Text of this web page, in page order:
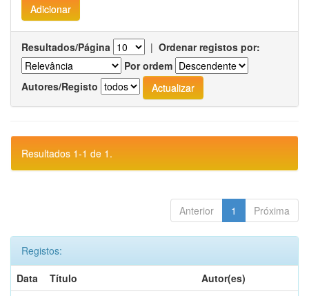
Resultados/Página | Ordenar registos por:
Por ordem
Autores/Registo
Resultados 1-1 de 1.
Anterior 1 Próxima
Registos:
Data
Título
Autor(es)